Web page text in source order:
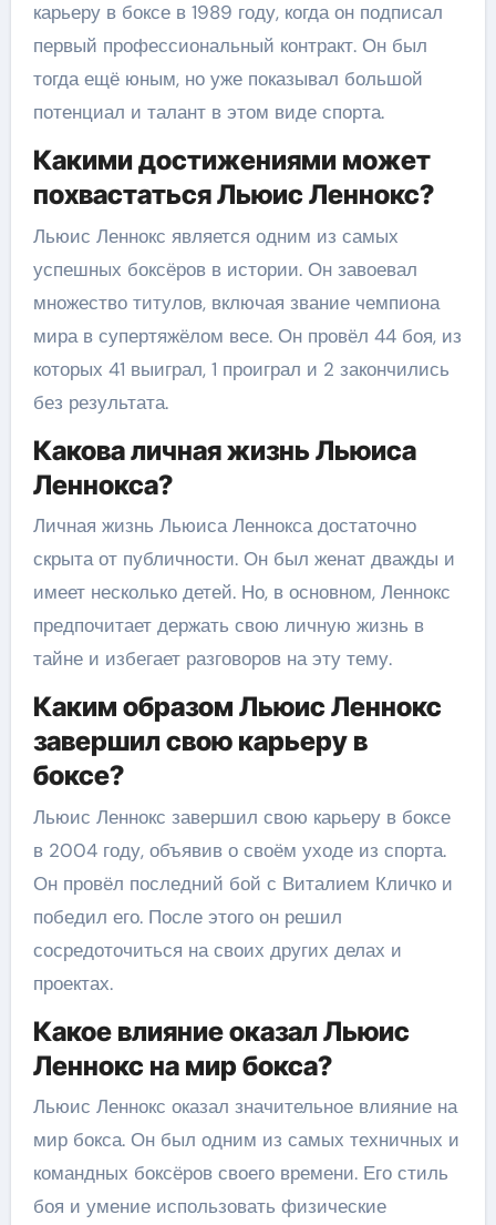
карьеру в боксе в 1989 году, когда он подписал
первый профессиональный контракт. Он был
тогда ещё юным, но уже показывал большой
потенциал и талант в этом виде спорта.
Какими достижениями может
похвастаться Льюис Леннокс?
Льюис Леннокс является одним из самых
успешных боксёров в истории. Он завоевал
множество титулов, включая звание чемпиона
мира в супертяжёлом весе. Он провёл 44 боя, из
которых 41 выиграл, 1 проиграл и 2 закончились
без результата.
Какова личная жизнь Льюиса
Леннокса?
Личная жизнь Льюиса Леннокса достаточно
скрыта от публичности. Он был женат дважды и
имеет несколько детей. Но, в основном, Леннокс
предпочитает держать свою личную жизнь в
тайне и избегает разговоров на эту тему.
Каким образом Льюис Леннокс
завершил свою карьеру в
боксе?
Льюис Леннокс завершил свою карьеру в боксе
в 2004 году, объявив о своём уходе из спорта.
Он провёл последний бой с Виталием Кличко и
победил его. После этого он решил
сосредоточиться на своих других делах и
проектах.
Какое влияние оказал Льюис
Леннокс на мир бокса?
Льюис Леннокс оказал значительное влияние на
мир бокса. Он был одним из самых техничных и
командных боксёров своего времени. Его стиль
боя и умение использовать физические